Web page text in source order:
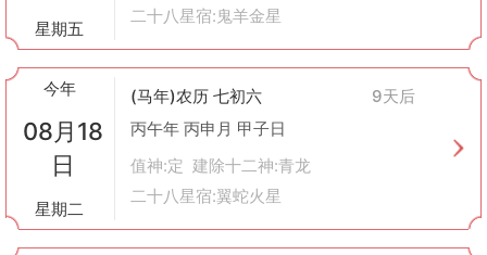
星期五
二十八星宿:鬼羊金星
今年
08月18
日
星期二
(马年)农历 七初六
9天后
丙午年 丙申月 甲子日
值神:定 建除十二神:青龙
二十八星宿:翼蛇火星